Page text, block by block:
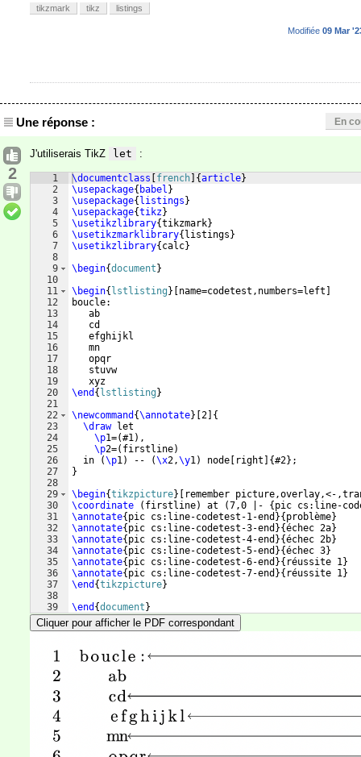
tikzmark tikz listings
Modifiée 09 Mar
Une réponse : En
2
J'utiliserais TikZ let :
1
2
3
4
5
6
7
8
9
10
11
12
13
14
15
16
17
18
19
20
21
22
23
24
25
26
27
28
29
30
31
32
33
34
35
36
37
38
39
\documentclass french {article}
\usepackage{ babel }
\usepackage{ listings }
\usepackage{tikz}
\usetikzlibrary{tikzmark}
\usetikzmarklibrary{ listings }
\usetikzlibrary{ calc}
\begin{document }
\begin{ lstlisting } [name=codetest,numbers=left]
boucle:
   ab
   cd
   efghijkl
   mn
   opqr
   stuvw
   xyz
\end { lstlisting }
\newcommand {\annotate} 2 {
\draw let
\p1=(#1) ,
\p2=( firstline)
  in
(\p1) -- (\x2,\y1) node right {#2} ;
}
\begin{tikzpicture}
remember picture,overlay,<-
\coordinate
( firstline) at (7,0 |- { pic cs:line-
\annotate{ pic cs:line-codetest-1-end }{ problème}
\annotate{ pic cs:line-codetest-3-end }{échec 2a}
\annotate{ pic cs:line-codetest-4-end }{échec 2b}
\annotate{ pic cs:line-codetest-5-end }{échec 3}
\annotate{ pic cs:line-codetest-6-end }{ réussite 1}
\annotate{ pic cs:line-codetest-7-end }{ réussite 1}
\end {tikzpicture}
\end {document }
Cliquer pour afficher le PDF correspondant